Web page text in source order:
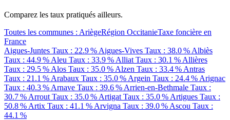
Comparez les taux pratiqués ailleurs.
Toutes les communes : AriègeRégion OccitanieTaxe foncière en
France
Aigues-Juntes Taux : 22.9 % Aigues-Vives Taux : 38.0 % Albiès
Taux : 44.9 % Aleu Taux : 33.9 % Alliat Taux : 30.1 % Allières
Taux : 29.5 % Alos Taux : 35.0 % Alzen Taux : 33.4 % Antras
Taux : 21.1 % Arabaux Taux : 35.0 % Argein Taux : 24.4 % Arignac
Taux : 40.3 % Arnave Taux : 39.6 % Arrien-en-Bethmale Taux :
30.7 % Arrout Taux : 35.0 % Artigat Taux : 35.0 % Artigues Taux :
50.8 % Artix Taux : 41.1 % Arvigna Taux : 39.0 % Ascou Taux :
44.1 %